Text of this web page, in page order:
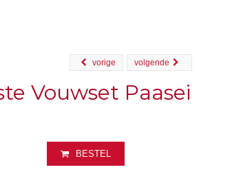
volgende
vorige
Vouwset Paasei
BESTEL